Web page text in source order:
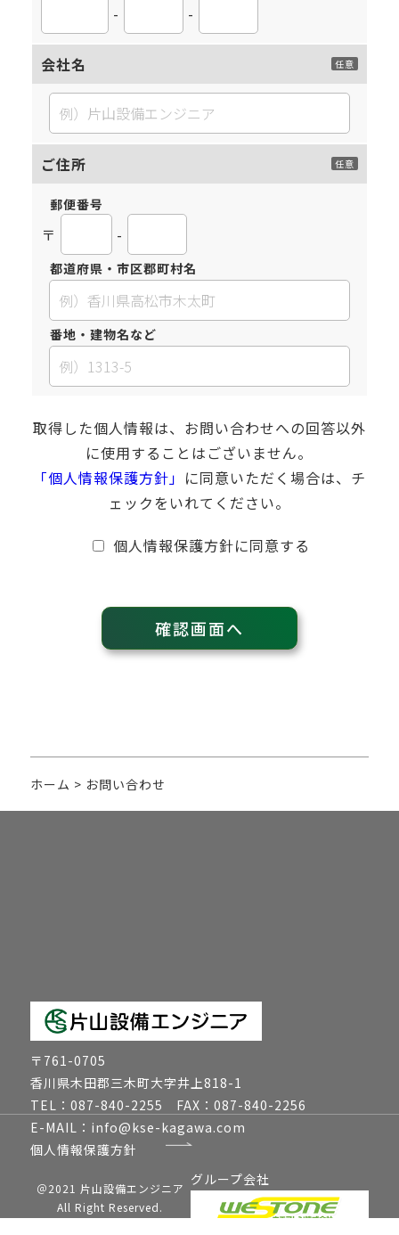
- -
会社名
ご住所
郵便番号
〒 -
都道府県・市区郡町村名
番地・建物名など
取得した個人情報は、お問い合わせへの回答以外
に使用することはございません。
「個人情報保護方針」 に同意いただく場合は、チ
ェックをいれてください。
個人情報保護方針に同意する
ホーム > お問い合わせ
〒761-0705
香川県木田郡三木町大字井上818-1
TEL：087-840-2255 FAX：087-840-2256
E-MAIL：info@kse-kagawa.com
グループ会社
個人情報保護方針
＠2021 片山設備エンジニア
All Right Reserved.